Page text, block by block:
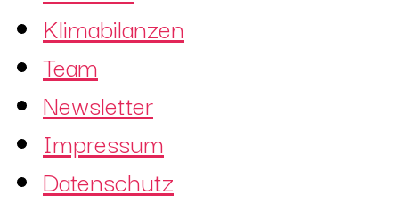
Klimabilanzen
Team
Newsletter
Impressum
Datenschutz